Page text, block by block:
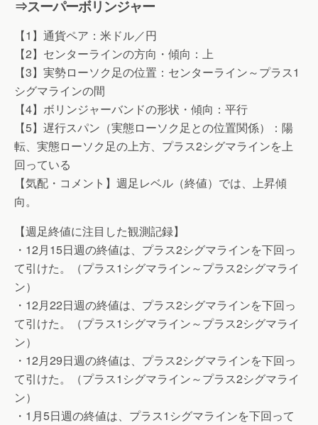
⇒スーパーボリンジャー
【1】通貨ペア：米ドル／円
【2】センターラインの方向・傾向：上
【3】実勢ローソク足の位置：センターライン～プラス1
シグマラインの間
【4】ボリンジャーバンドの形状・傾向：平行
【5】遅行スパン（実態ローソク足との位置関係）：陽
転、実態ローソク足の上方、プラス2シグマラインを上
回っている
【気配・コメント】週足レベル（終値）では、上昇傾
向。
【週足終値に注目した観測記録】
・12月15日週の終値は、プラス2シグマラインを下回っ
て引けた。（プラス1シグマライン～プラス2シグマライ
ン）
・12月22日週の終値は、プラス2シグマラインを下回っ
て引けた。（プラス1シグマライン～プラス2シグマライ
ン）
・12月29日週の終値は、プラス2シグマラインを下回っ
て引けた。（プラス1シグマライン～プラス2シグマライ
ン）
・1月5日週の終値は、プラス1シグマラインを下回って